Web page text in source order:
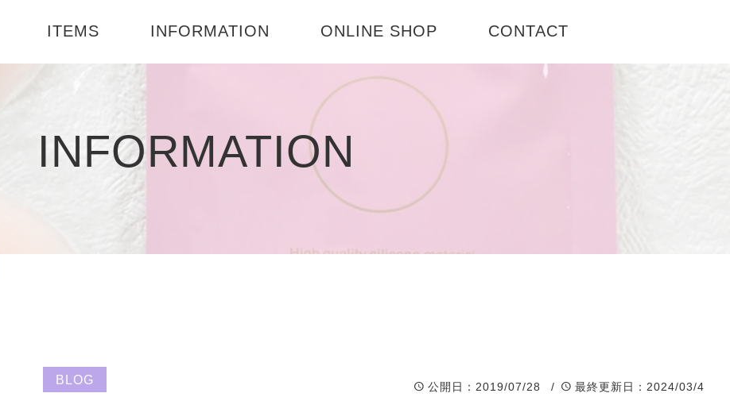
プライバシーポリシー
ITEMS INFORMATION ONLINE SHOP
楽天市場店
CONTACT
INFORMATION
BLOG
公開日 ：2019/07/28 / 最終更新日 ：2024/03/4